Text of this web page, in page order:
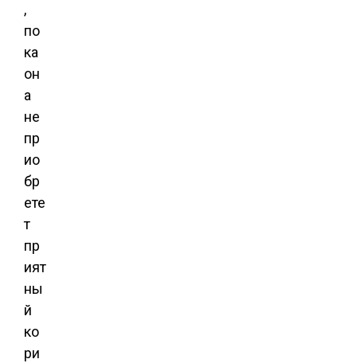
,
по
ка
он
а
не
пр
ио
бр
ете
т
пр
ият
ны
й
ко
ри